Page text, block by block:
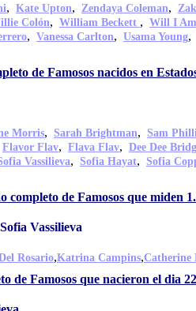
, Kate Upton, Zendaya Coleman,
Colón, William Beckett , Will I Am
, Vanessa Carlton, Usama Young,
de Famosos nacidos en
Morris, Sarah Brightman, Sam
Flavor Flav, Flava Flav, Dee Dee
Vassilieva, Sofia Hayat, Sofia
completo de Famosos que miden
Vassilieva
Rosario,Katrina Campins,Catherine
de Famosos que nacieron el dia